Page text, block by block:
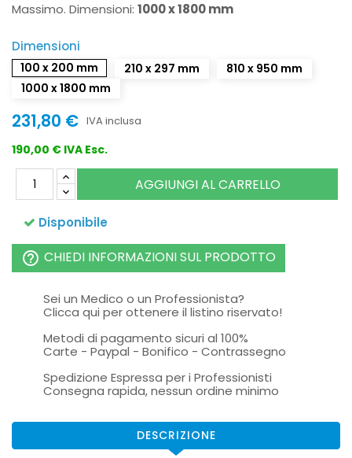
Massimo. Dimensioni: 1000 x 1800 mm
Dimensioni
100 x 200 mm 210 x 297 mm
810 x 950 mm
1000 x 1800 mm
231,80 € IVA inclusa
190,00 € IVA Esc.
AGGIUNGI AL CARRELLO
Disponibile
help_outline CHIEDI INFORMAZIONI SUL PRODOTTO
Sei un Medico o un Professionista?
Clicca qui per ottenere il listino riservato!
Metodi di pagamento sicuri al 100%
Carte - Paypal - Bonifico - Contrassegno
Spedizione Espressa per i Professionisti
Consegna rapida, nessun ordine minimo
DESCRIZIONE